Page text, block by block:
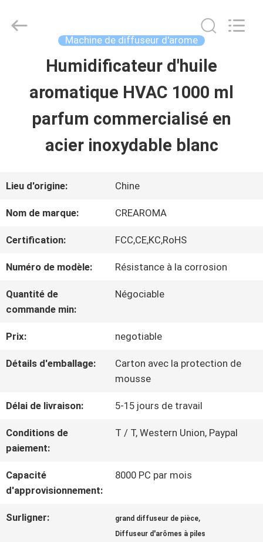
MAISON
PRODUITS
VIDÉOS
AU
SUJET
DE
QUALITÉ
Meter
Machine de diffuseur d'arome
Humidificateur d'huile
aromatique HVAC 1000 ml
parfum commercialisé en
acier inoxydable blanc
Lieu d'origine: Chine
Nom de marque: CREAROMA
Certification: FCC,CE,KC,RoHS
Numéro de modèle: Résistance à la corrosion
Quantité de
commande min:
Négociable
Prix: negotiable
Détails d'emballage:
Carton avec la protection de
mousse
Délai de livraison: 5-15 jours de travail
Conditions de
paiement:
T / T, Western Union, Paypal
Capacité
d'approvisionnement:
8000 PC par mois
Surligner: grand diffuseur de pièce,
Diffuseur d'arômes à piles